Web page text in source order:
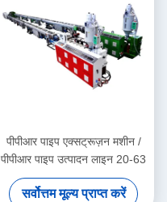
पीपीआर पाइप एक्सट्रूज़न मशीन /
पीपीआर पाइप उत्पादन लाइन 20-63
सर्वोत्तम मूल्य प्राप्त करें